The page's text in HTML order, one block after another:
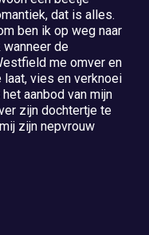
dat is alles.
ben ik op weg naar
de
me omver en
vies en verknoei
aanbod van mijn
zijn dochtertje te
zijn nepvrouw